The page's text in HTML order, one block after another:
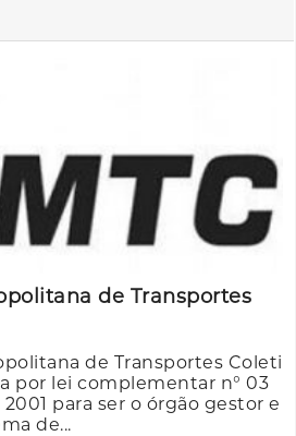
de Transportes
de Transportes Coleti
por lei complementar n° 03
para ser o órgão gestor e
de...